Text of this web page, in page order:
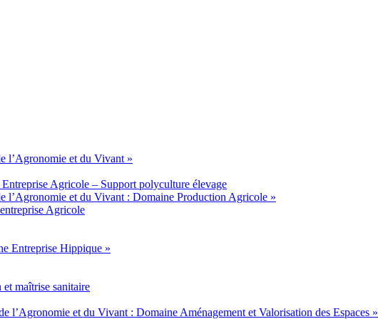
l’Agronomie et du Vivant »
Agricole – Support polyculture élevage
l’Agronomie et du Vivant : Domaine Production Agricole »
Agricole
Entreprise Hippique »
maîtrise sanitaire
l’Agronomie et du Vivant : Domaine Aménagement et Valorisation des Espaces »